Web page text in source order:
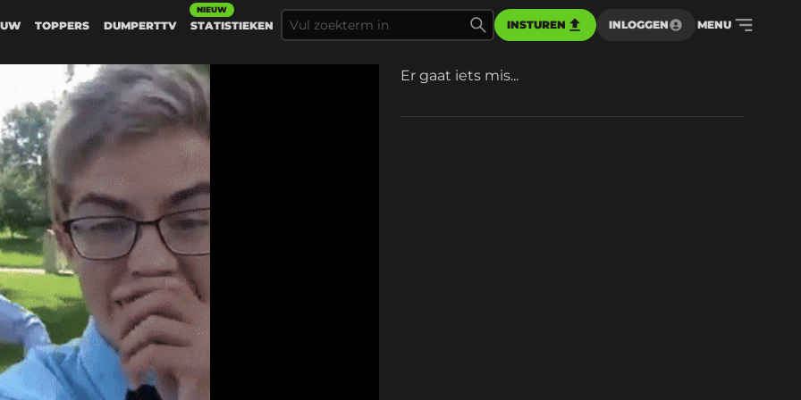
TOPPERS DUMPERTTV STATISTIEKEN
NIEUW
INSTUREN INLOGGEN MENU
Er gaat iets mis...